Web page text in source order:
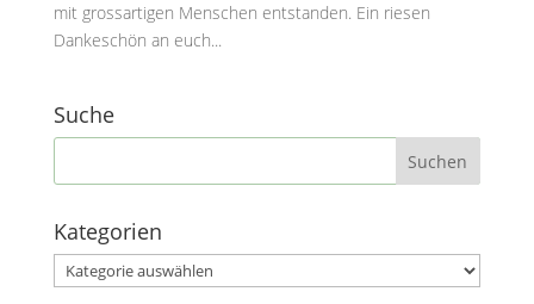
mit grossartigen Menschen entstanden. Ein riesen
Dankeschön an euch...
Suche
Kategorien
Kategorien